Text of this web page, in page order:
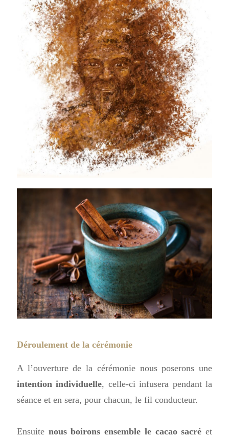
Déroulement de la cérémonie
A l’ouverture de la cérémonie nous poserons une
intention individuelle, celle-ci infusera pendant la
séance et en sera, pour chacun, le fil conducteur.
Ensuite nous boirons ensemble le cacao sacré et